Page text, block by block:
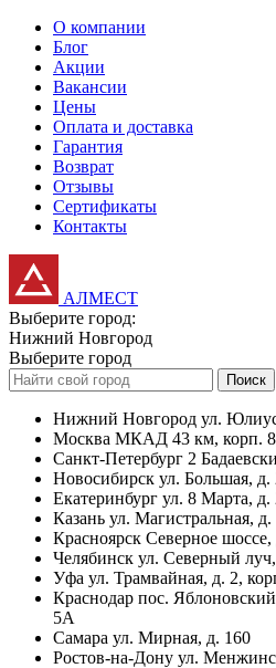
О компании
Блог
Акции
Вакансии
Цены
Оплата и доставка
Гарантия
Возврат
Отзывы
Сертификаты
Контакты
АЛМЕСТ
Выберите город:
Нижний Новгород
Выберите город
Поиск
Нижний Новгород ул.
Москва МКАД 43 км, корп.
Санкт-Петербург 2
Новосибирск ул. Большая, д.
Екатеринбург ул. 8 Марта, д.
Казань ул. Магистральная, д.
Красноярск Северное
Челябинск ул. Северный
Уфа ул. Трамвайная, д. 2,
Краснодар пос.
5А
Самара ул. Мирная, д. 160
Ростов-на-Дону ул.